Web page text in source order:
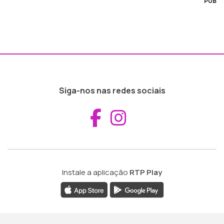
Siga-nos nas redes sociais
Aceder ao
Instale a aplicação RTP Play